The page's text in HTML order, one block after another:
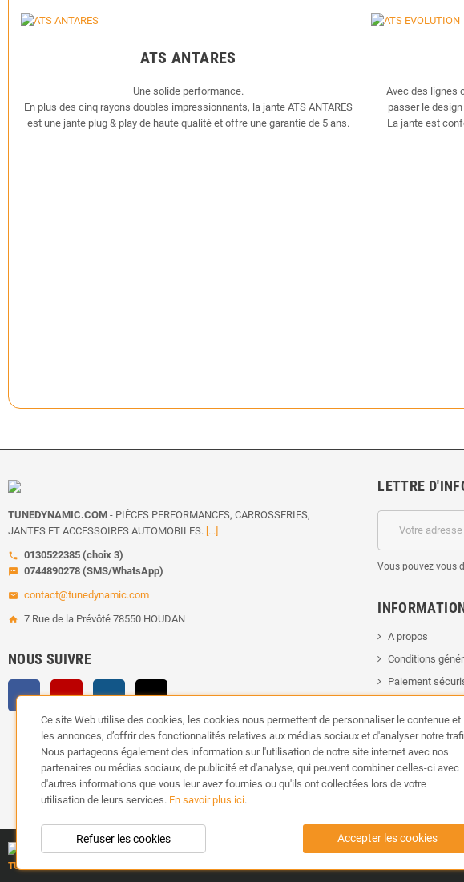
ATS ANTARES
Une solide performance.
En plus des cinq rayons doubles impressionnants, la jante ATS ANTARES
est une jante plug & play de haute qualité et offre une garantie de 5 ans.
Avec des lignes
passer le
La jante est
TUNEDYNAMIC.COM - PIÈCES PERFORMANCES, CARROSSERIES,
JANTES ET ACCESSOIRES AUTOMOBILES. [...]
call 0130522385 (choix 3)
sms 0744890278 (SMS/WhatsApp)
email contact@tunedynamic.com
home 7 Rue de la Prévôté 78550 HOUDAN
NOUS SUIVRE
LETTRE
Vous pouvez vous
A propos
Conditions
Paiement
Nos conditions
Politique de retour
Mentions légales
Contactez-nous
TUNEDYNAMIC
Ce site Web utilise des cookies, les cookies nous permettent de personnaliser le contenue et
les annonces, d’offrir des fonctionnalités relatives aux médias sociaux et d'analyser notre
Nous partageons également des information sur l'utilisation de notre site internet avec nos
partenaires ou médias sociaux, de publicité et d'analyse, qui peuvent combiner celles-ci avec
d'autres informations que vous leur avez fournies ou qu'ils ont collectées lors de votre
utilisation de leurs services. En savoir plus ici.
Accepter les cookies
Refuser les cookies